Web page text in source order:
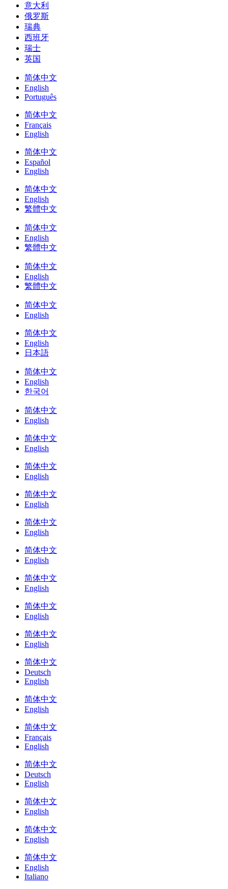
意大利
俄罗斯
瑞典
西班牙
瑞士
英国
简体中文
English
Português
简体中文
Français
English
简体中文
Español
English
简体中文
English
繁體中文
简体中文
English
繁體中文
简体中文
English
繁體中文
简体中文
English
简体中文
English
日本語
简体中文
English
한국어
简体中文
English
简体中文
English
简体中文
English
简体中文
English
简体中文
English
简体中文
English
简体中文
English
简体中文
English
简体中文
English
简体中文
Deutsch
English
简体中文
English
简体中文
Français
English
简体中文
Deutsch
English
简体中文
English
简体中文
English
简体中文
English
Italiano